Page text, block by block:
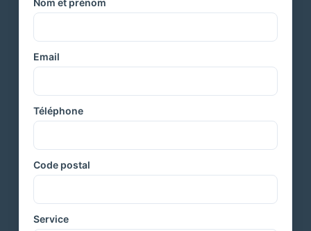
Nom et prénom
Email
Téléphone
Code postal
Service